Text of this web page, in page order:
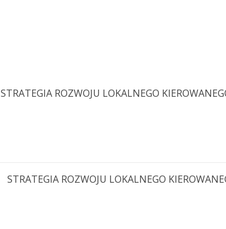
STRATEGIA ROZWOJU LOKALNEGO
STRATEGIA ROZWOJU LOKALNEGO